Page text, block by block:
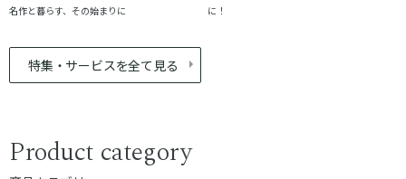
名作と暮らす、その始まりに
に！
特集・サービスを全て見る
Product category